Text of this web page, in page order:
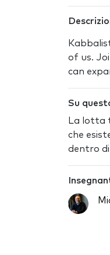
of us.
can
Su
La lotta
che
dentro